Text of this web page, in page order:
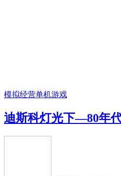
模拟经营单机游戏
迪斯科灯光下—80年